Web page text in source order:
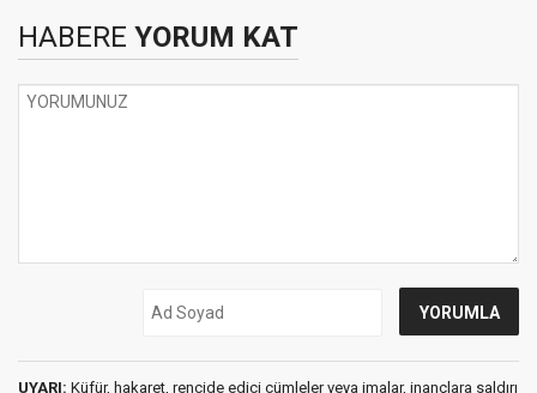
HABERE YORUM KAT
UYARI: Küfür, hakaret, rencide edici cümleler veya imalar, inançlara saldırı